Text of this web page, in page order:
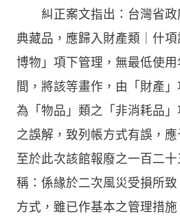
糾正案文指出：台灣省政
典藏品，應歸入財產類｜什項
博物」項下管理，無最低使
間，將該等畫作，由「財產」
為「物品」類之「非消耗品
之誤解，致列帳方式有誤，應
至於此次該館報廢之一百二
稱：係緣於二次風災受損所
方式，雖已作基本之管理措